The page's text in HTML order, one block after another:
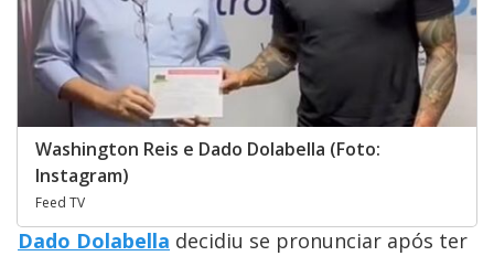
Washington Reis e Dado Dolabella (Foto:
Instagram)
Feed TV
Dado Dolabella decidiu se pronunciar após ter